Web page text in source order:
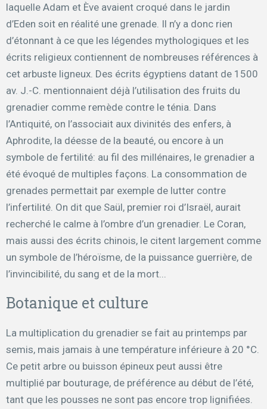
laquelle Adam et Ève avaient croqué dans le jardin
d’Eden soit en réalité une grenade. Il n’y a donc rien
d’étonnant à ce que les légendes mythologiques et les
écrits religieux contiennent de nombreuses références à
cet arbuste ligneux. Des écrits égyptiens datant de 1500
av. J.-C. mentionnaient déjà l’utilisation des fruits du
grenadier comme remède contre le ténia. Dans
l’Antiquité, on l’associait aux divinités des enfers, à
Aphrodite, la déesse de la beauté, ou encore à un
symbole de fertilité: au fil des millénaires, le grenadier a
été évoqué de multiples façons. La consommation de
grenades permettait par exemple de lutter contre
l’infertilité. On dit que Saül, premier roi d’Israël, aurait
recherché le calme à l’ombre d’un grenadier. Le Coran,
mais aussi des écrits chinois, le citent largement comme
un symbole de l’héroïsme, de la puissance guerrière, de
l’invincibilité, du sang et de la mort...
Botanique et culture
La multiplication du grenadier se fait au printemps par
semis, mais jamais à une température inférieure à 20 °C.
Ce petit arbre ou buisson épineux peut aussi être
multiplié par bouturage, de préférence au début de l’été,
tant que les pousses ne sont pas encore trop lignifiées.